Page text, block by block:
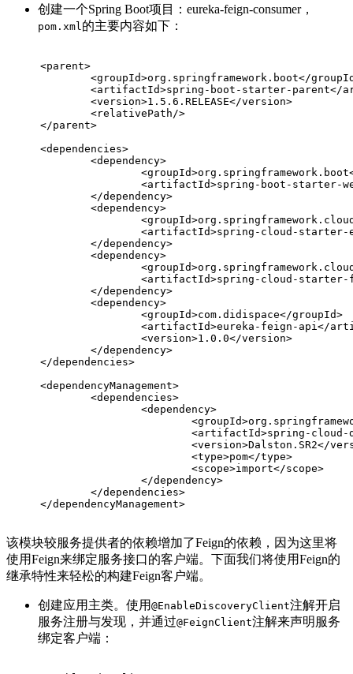
创建一个Spring Boot项目：eureka-feign-consumer，
pom.xml的主要内容如下：
<parent>
<groupId>org.springframework.boot</
<artifactId>spring-boot-starter-parent</
<version>1.5.6.RELEASE</version>
<relativePath/>
</parent>
<dependencies>
<dependency>
<groupId>org.springframework.boot
<artifactId>spring-boot-starter-
</dependency>
<dependency>
<groupId>
<artifactId>spring-cloud-starter-
</dependency>
<dependency>
<groupId>
<artifactId>spring-cloud-starter-
</dependency>
<dependency>
<groupId>com.didispace</groupId>
<artifactId>eureka-feign-api</
<version>1.0.0</version>
</dependency>
</dependencies>
<dependencyManagement>
<dependencies>
<dependency>
<groupId>
<artifactId>spring-cloud-
<version>Dalston.SR2</
<type>pom</type>
<scope>import</scope>
</dependency>
</dependencies>
</dependencyManagement>
该模块较服务提供者的依赖增加了Feign的依赖，因为这里将
使用Feign来绑定服务接口的客户端。下面我们将使用Feign的
继承特性来轻松的构建Feign客户端。
创建应用主类。使用 @EnableDiscoveryClient注解开启
服务注册与发现，并通过@FeignClient注解来声明服务
绑定客户端：